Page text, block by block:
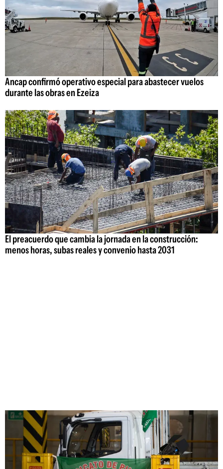
Ancap confirmó operativo especial para abastecer vuelos
durante las obras en Ezeiza
El preacuerdo que cambia la jornada en la construcción:
menos horas, subas reales y convenio hasta 2031